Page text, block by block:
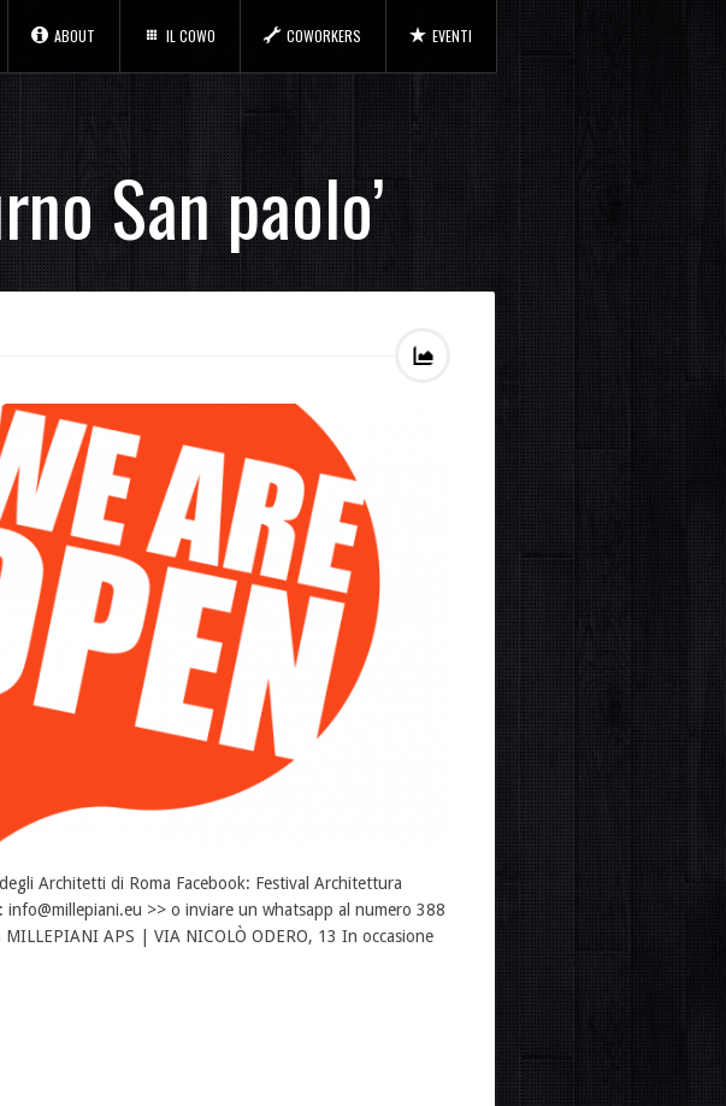
ABOUT IL COWO COWORKERS EVENTI
San paolo’
Architetti di Roma Facebook: Festival Architettura
>> o inviare un whatsapp al numero 388
APS | VIA NICOLÒ ODERO, 13 In occasione